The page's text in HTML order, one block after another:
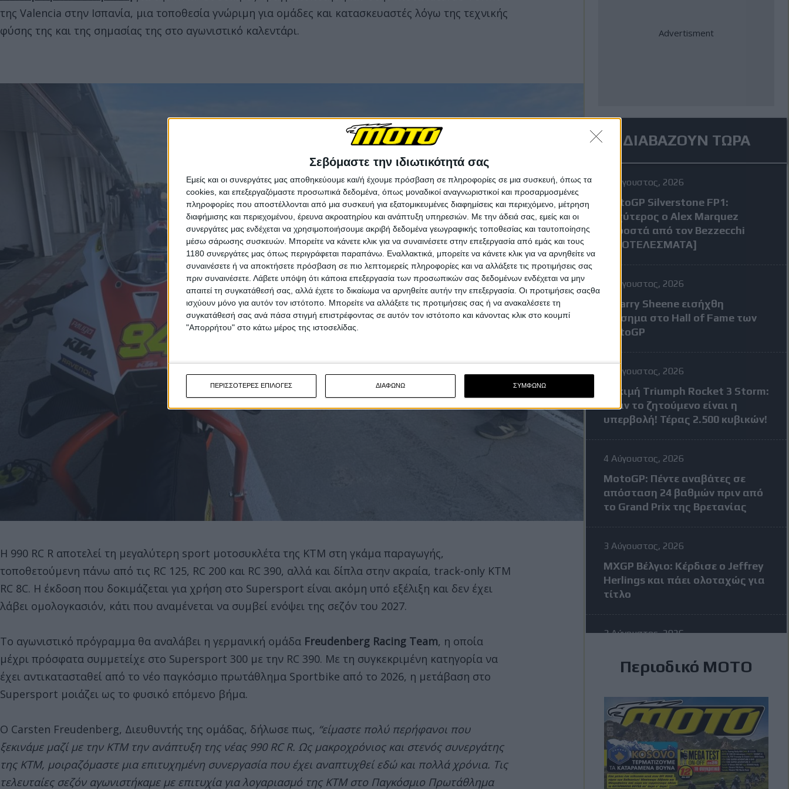
Σεβόμαστε την ιδιωτικότητά σας
Εμείς και οι συνεργάτες μας αποθηκεύουμε και/ή έχουμε πρόσβαση σε πληροφορίες σε μια συσκευή, όπως τα
cookies, και επεξεργαζόμαστε προσωπικά δεδομένα, όπως μοναδικοί αναγνωριστικοί και προσαρμοσμένες
πληροφορίες που αποστέλλονται από μια συσκευή για εξατομικευμένες διαφημίσεις και περιεχόμενο, μέτρηση
διαφήμισης και περιεχομένου, έρευνα ακροατηρίου και ανάπτυξη υπηρεσιών. Με την άδειά σας, εμείς και οι
συνεργάτες μας ενδέχεται να χρησιμοποιήσουμε ακριβή δεδομένα γεωγραφικής τοποθεσίας και ταυτοποίησης
μέσω σάρωσης συσκευών. Μπορείτε να κάνετε κλικ για να συναινέσετε στην επεξεργασία από εμάς και τους
1180 συνεργάτες μας όπως περιγράφεται παραπάνω. Εναλλακτικά, μπορείτε να κάνετε κλικ για να αρνηθείτε να
συναινέσετε ή να αποκτήσετε πρόσβαση σε πιο λεπτομερείς πληροφορίες και να αλλάξετε τις προτιμήσεις σας
πριν συναινέσετε. Λάβετε υπόψη ότι κάποια επεξεργασία των προσωπικών σας δεδομένων ενδέχεται να μην
απαιτεί τη συγκατάθεσή σας, αλλά έχετε το δικαίωμα να αρνηθείτε αυτήν την επεξεργασία. Οι προτιμήσεις σαςθα
ισχύουν μόνο για αυτόν τον ιστότοπο. Μπορείτε να αλλάξετε τις προτιμήσεις σας ή να ανακαλέσετε τη
συγκατάθεσή σας ανά πάσα στιγμή επιστρέφοντας σε αυτόν τον ιστότοπο και κάνοντας κλικ στο κουμπί
"Απορρήτου" στο κάτω μέρος της ιστοσελίδας.
ΠΕΡΙΣΣΟΤΕΡΕΣ ΕΠΙΛΟΓΕΣ ΔΙΑΦΩΝΩ ΣΥΜΦΩΝΩ
της Valencia στην Ισπανία, μια τοποθεσία γνώριμη για ομάδες και κατασκευαστές λόγω της τεχνικής
φύσης της και της σημασίας της στο αγωνιστικό καλεντάρι.
Η 990 RC R αποτελεί τη μεγαλύτερη sport μοτοσυκλέτα της KTM στη γκάμα παραγωγής,
τοποθετούμενη πάνω από τις RC 125, RC 200 και RC 390, αλλά και δίπλα στην ακραία, track-only KTM
RC 8C. Η έκδοση που δοκιμάζεται για χρήση στο Supersport είναι ακόμη υπό εξέλιξη και δεν έχει
λάβει ομολογκασιόν, κάτι που αναμένεται να συμβεί ενόψει της σεζόν του 2027.
Το αγωνιστικό πρόγραμμα θα αναλάβει η γερμανική ομάδα Freudenberg Racing Team, η οποία
μέχρι πρόσφατα συμμετείχε στο Supersport 300 με την RC 390. Με τη συγκεκριμένη κατηγορία να
έχει αντικατασταθεί από το νέο παγκόσμιο πρωτάθλημα Sportbike από το 2026, η μετάβαση στο
Supersport μοιάζει ως το φυσικό επόμενο βήμα.
O Carsten Freudenberg, Διευθυντής της ομάδας, δήλωσε πως, “είμαστε πολύ περήφανοι που
ξεκινάμε μαζί με την KTM την ανάπτυξη της νέας 990 RC R. Ως μακροχρόνιος και στενός συνεργάτης
της KTM, μοιραζόμαστε μια επιτυχημένη συνεργασία που έχει αναπτυχθεί εδώ και πολλά χρόνια. Τις
τελευταίες σεζόν αγωνιστήκαμε με επιτυχία για λογαριασμό της KTM στο Παγκόσμιο Πρωτάθλημα
ΔΙΑΒΑΖΟΥΝ ΤΩΡΑ
7 Αύγουστος, 2026
MotoGP Silverstone FP1:
Ταχύτερος ο Alex Marquez
μπροστά από τον Bezzecchi
[ΑΠΟΤΕΛΕΣΜΑΤΑ]
7 Αύγουστος, 2026
Ο Barry Sheene εισήχθη
επίσημα στο Hall of Fame των
MotoGP
4 Αύγουστος, 2026
Δοκιμή Triumph Rocket 3 Storm:
Όταν το ζητούμενο είναι η
υπερβολή! Τέρας 2.500 κυβικών!
4 Αύγουστος, 2026
MotoGP: Πέντε αναβάτες σε
απόσταση 24 βαθμών πριν από
το Grand Prix της Βρετανίας
3 Αύγουστος, 2026
MXGP Βέλγιο: Κέρδισε ο Jeffrey
Herlings και πάει ολοταχώς για
τίτλο
3 Αύγουστος, 2026
διώξει τον Vinales στην μέση
Ισπανού
3 Αύγουστος, 2026
Romaniacs: Τελικά
αποτελέσματα ανά κατηγορία –
Τι θέσεις πήραν οι Έλληνες
Περιοδικό ΜΟΤΟ